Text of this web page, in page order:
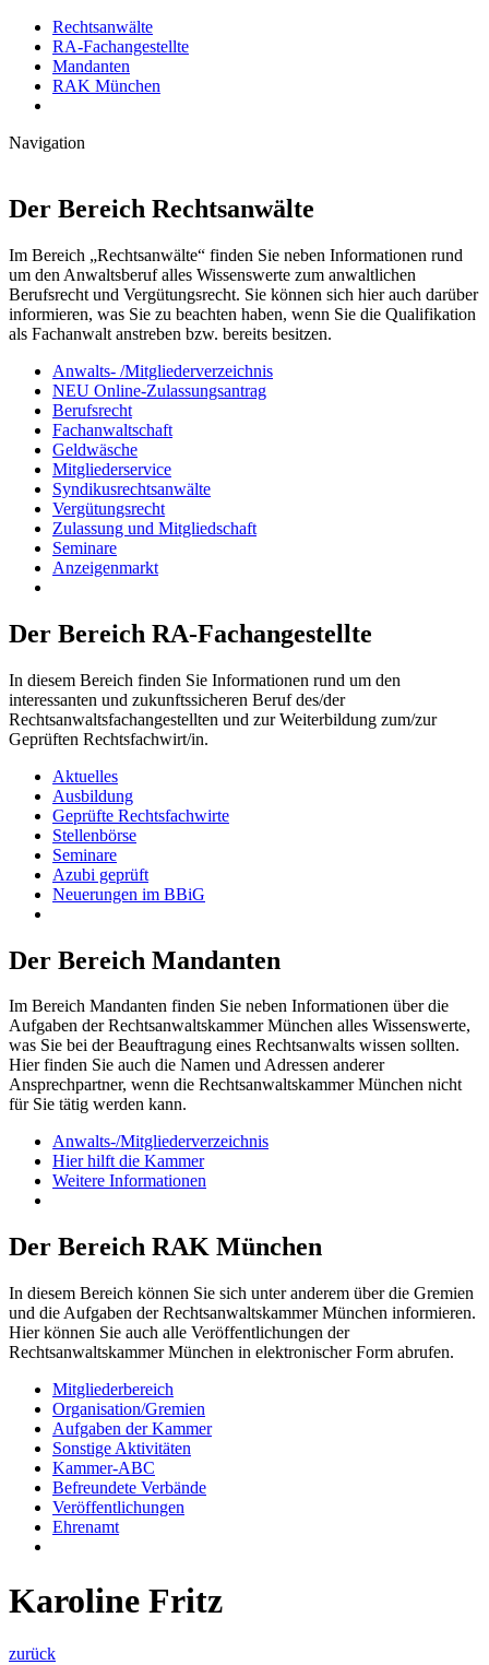
Rechtsanwälte
RA-Fachangestellte
Mandanten
RAK München
Navigation
Der Bereich Rechtsanwälte
Im Bereich „Rechtsanwälte“ finden Sie neben Informationen rund
um den Anwaltsberuf alles Wissenswerte zum anwaltlichen
Berufsrecht und Vergütungsrecht. Sie können sich hier auch darüber
informieren, was Sie zu beachten haben, wenn Sie die Qualifikation
als Fachanwalt anstreben bzw. bereits besitzen.
Anwalts- /Mitgliederverzeichnis
NEU Online-Zulassungsantrag
Berufsrecht
Fachanwaltschaft
Geldwäsche
Mitgliederservice
Syndikusrechtsanwälte
Vergütungsrecht
Zulassung und Mitgliedschaft
Seminare
Anzeigenmarkt
Der Bereich RA-Fachangestellte
In diesem Bereich finden Sie Informationen rund um den
interessanten und zukunftssicheren Beruf des/der
Rechtsanwaltsfachangestellten und zur Weiterbildung zum/zur
Geprüften Rechtsfachwirt/in.
Aktuelles
Ausbildung
Geprüfte Rechtsfachwirte
Stellenbörse
Seminare
Azubi geprüft
Neuerungen im BBiG
Der Bereich Mandanten
Im Bereich Mandanten finden Sie neben Informationen über die
Aufgaben der Rechtsanwaltskammer München alles Wissenswerte,
was Sie bei der Beauftragung eines Rechtsanwalts wissen sollten.
Hier finden Sie auch die Namen und Adressen anderer
Ansprechpartner, wenn die Rechtsanwaltskammer München nicht
für Sie tätig werden kann.
Anwalts-/Mitgliederverzeichnis
Hier hilft die Kammer
Weitere Informationen
Der Bereich RAK München
In diesem Bereich können Sie sich unter anderem über die Gremien
und die Aufgaben der Rechtsanwaltskammer München informieren.
Hier können Sie auch alle Veröffentlichungen der
Rechtsanwaltskammer München in elektronischer Form abrufen.
Mitgliederbereich
Organisation/Gremien
Aufgaben der Kammer
Sonstige Aktivitäten
Kammer-ABC
Befreundete Verbände
Veröffentlichungen
Ehrenamt
Karoline Fritz
zurück